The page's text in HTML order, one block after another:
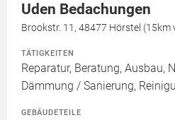
Uden Bedachungen
Brookstr. 11, 48477 Hörstel (15km
TÄTIGKEITEN
Reparatur, Beratung, Ausbau,
Dämmung / Sanierung,
GEBÄUDETEILE